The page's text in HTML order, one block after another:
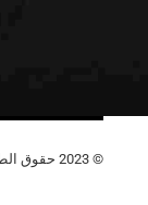
© 2023 حقوق الطبع والنشر لشركة أبترستيل المحدودة